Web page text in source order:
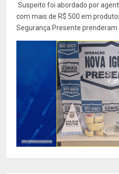
Suspeito foi abordado por
com mais de R$ 500 em
Segurança Presente prenderam